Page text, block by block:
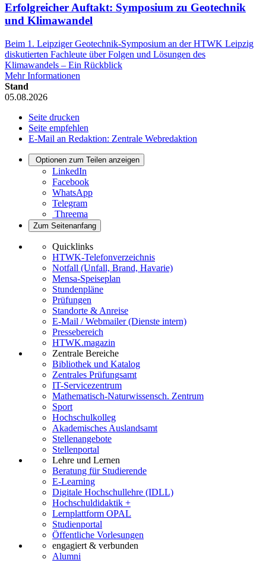
Erfolgreicher Auftakt: Symposium zu Geotechnik
und Klimawandel
Beim 1. Leipziger Geotechnik-Symposium an der HTWK Leipzig
diskutierten Fachleute über Folgen und Lösungen des
Klimawandels – Ein Rückblick
Mehr Informationen
Stand
05.08.2026
Seite drucken
Seite empfehlen
E-Mail an Redaktion: Zentrale Webredaktion
Optionen zum Teilen anzeigen
LinkedIn
Facebook
WhatsApp
Telegram
Threema
Zum Seitenanfang
Quicklinks
HTWK-Telefonverzeichnis
Notfall (Unfall, Brand, Havarie)
Mensa-Speiseplan
Stundenpläne
Prüfungen
Standorte & Anreise
E-Mail / Webmailer (Dienste intern)
Pressebereich
HTWK.magazin
Zentrale Bereiche
Bibliothek und Katalog
Zentrales Prüfungsamt
IT-Servicezentrum
Mathematisch-Naturwissensch. Zentrum
Sport
Hochschulkolleg
Akademisches Auslandsamt
Stellenangebote
Stellenportal
Lehre und Lernen
Beratung für Studierende
E-Learning
Digitale Hochschullehre (IDLL)
Hochschuldidaktik +
Lernplattform OPAL
Studienportal
Öffentliche Vorlesungen
engagiert & verbunden
Alumni